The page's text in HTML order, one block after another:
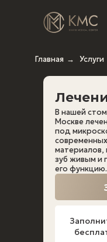
Главная → Услуги
В нашей
Москве
под
материалов,
зуб живым и
его функцию.
Брекеты
прикуса
Капы для
Пластинки
Элайнеры
Straumann